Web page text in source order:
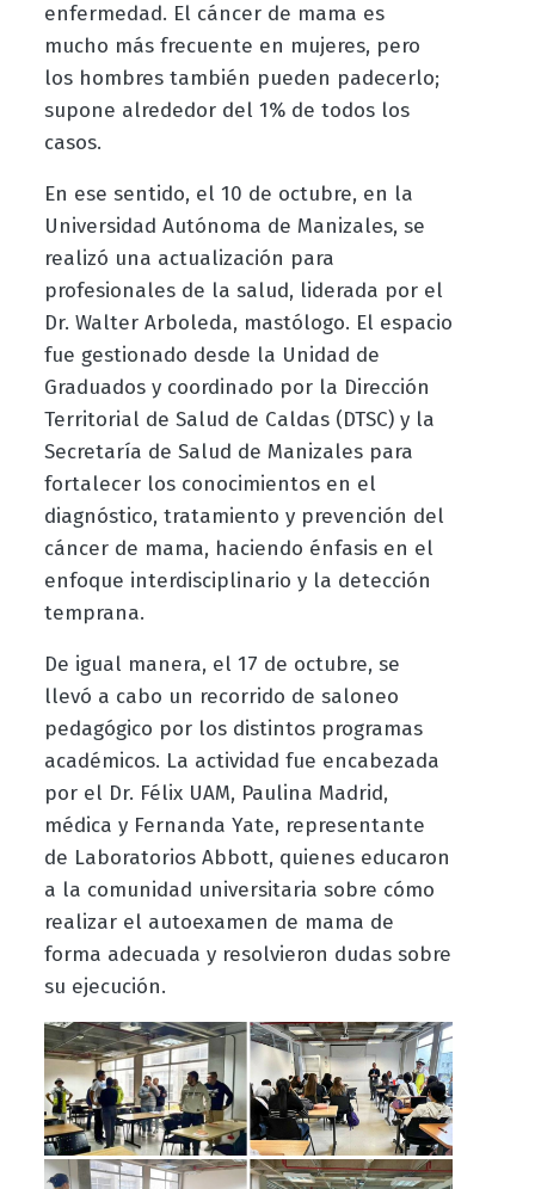
enfermedad. El cáncer de mama es
mucho más frecuente en mujeres, pero
los hombres también pueden padecerlo;
supone alrededor del 1% de todos los
casos.
En ese sentido, el 10 de octubre, en la
Universidad Autónoma de Manizales, se
realizó una actualización para
profesionales de la salud, liderada por el
Dr. Walter Arboleda, mastólogo. El espacio
fue gestionado desde la Unidad de
Graduados y coordinado por la Dirección
Territorial de Salud de Caldas (DTSC) y la
Secretaría de Salud de Manizales para
fortalecer los conocimientos en el
diagnóstico, tratamiento y prevención del
cáncer de mama, haciendo énfasis en el
enfoque interdisciplinario y la detección
temprana.
De igual manera, el 17 de octubre, se
llevó a cabo un recorrido de saloneo
pedagógico por los distintos programas
académicos. La actividad fue encabezada
por el Dr. Félix UAM, Paulina Madrid,
médica y Fernanda Yate, representante
de Laboratorios Abbott, quienes educaron
a la comunidad universitaria sobre cómo
realizar el autoexamen de mama de
forma adecuada y resolvieron dudas sobre
su ejecución.